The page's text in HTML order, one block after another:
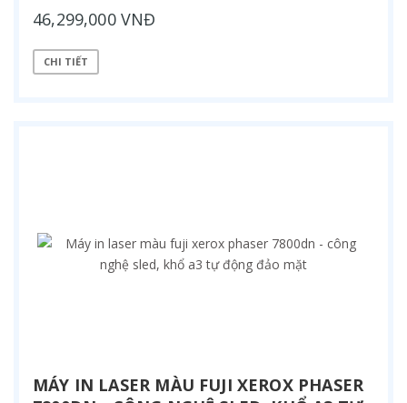
46,299,000 VNĐ
CHI TIẾT
MÁY IN LASER MÀU FUJI XEROX PHASER